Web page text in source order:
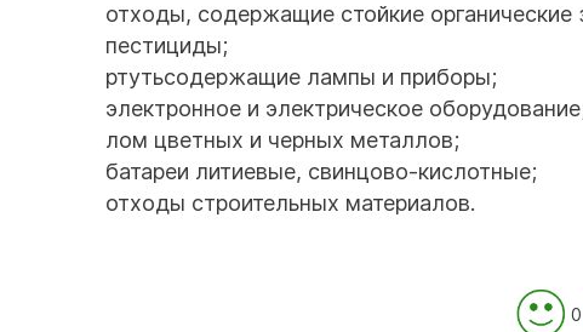
отходы, содержащие стойкие органические
пестициды;
ртутьсодержащие лампы и приборы;
электронное и электрическое
лом цветных и черных металлов;
батареи литиевые, свинцово-кислотные;
отходы строительных материалов.
0